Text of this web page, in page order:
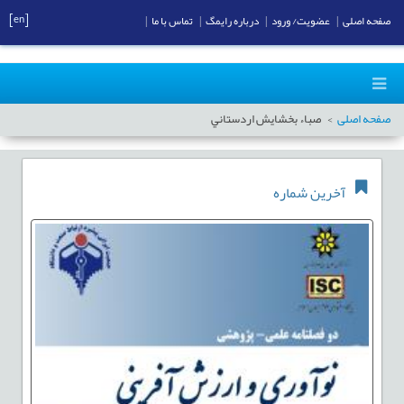
صفحه اصلی صباء بخشايش اردستاني
آخرین شماره
صفحه اصلی عضویت/ ورود درباره رایمگ تماس با ما